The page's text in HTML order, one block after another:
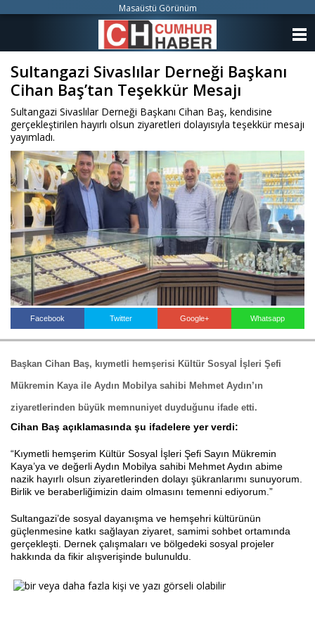
Sultangazi Sivaslılar Derneği Başkanı
Cihan Baş’tan Teşekkür Mesajı
Sultangazi Sivaslılar Derneği Başkanı Cihan Baş, kendisine
gerçekleştirilen hayırlı olsun ziyaretleri dolayısıyla teşekkür mesajı
yayımladı.
Facebook Twitter Google+ Whatsapp
Başkan Cihan Baş, kıymetli hemşerisi Kültür Sosyal İşleri Şefi
Mükremin Kaya ile Aydın Mobilya sahibi Mehmet Aydın’ın
ziyaretlerinden büyük memnuniyet duyduğunu ifade etti.
Cihan Baş açıklamasında şu ifadelere yer verdi:
“Kıymetli hemşerim Kültür Sosyal İşleri Şefi Sayın Mükremin
Kaya’ya ve değerli Aydın Mobilya sahibi Mehmet Aydın abime
nazik hayırlı olsun ziyaretlerinden dolayı şükranlarımı sunuyorum.
Birlik ve beraberliğimizin daim olmasını temenni ediyorum.”
Sultangazi’de sosyal dayanışma ve hemşehri kültürünün
güçlenmesine katkı sağlayan ziyaret, samimi sohbet ortamında
gerçekleşti. Dernek çalışmaları ve bölgedeki sosyal projeler
hakkında da fikir alışverişinde bulunuldu.
Masaüstü Görünüm
KATEGORİLER
YAZARLAR
ANKETLER
FOTO GALERİ
VİDEO GALERİ
KÜNYE
İLETİŞİM
Haberin Doğru Adresi.